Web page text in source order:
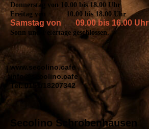
Donnerstag von 10.00 bis 18.00 Uhr
Freitag von 10.00 bis 18.00 Uhr
Samstag von 09.00 bis 16.00 Uhr
Sonn und Feiertage geschlossen.
www.secolino.cafe
info@secolino.cafe
Tel. 0151/18207342
Secolino Schrobenhausen